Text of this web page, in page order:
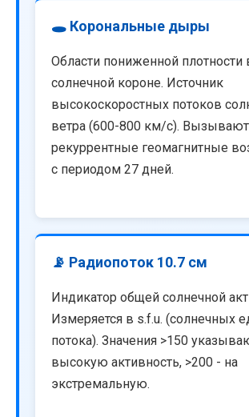
🕳️ Корональные дыры
Области пониженной плотности
солнечной короне. Источник
высокоскоростных потоков
ветра (600-800 км/с). Вызывают
рекуррентные геомагнитные
с периодом 27 дней.
📡 Радиопоток 10.7 см
Индикатор общей солнечной
Измеряется в s.f.u. (солнечных
потока). Значения >150
высокую активность, >200 - на
экстремальную.